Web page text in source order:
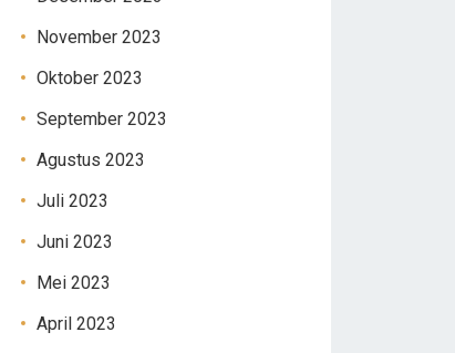
November 2023
Oktober 2023
September 2023
Agustus 2023
Juli 2023
Juni 2023
Mei 2023
April 2023